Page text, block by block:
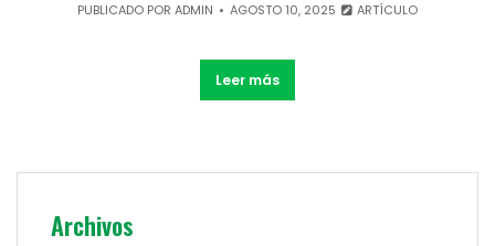
PUBLICADO POR ADMIN AGOSTO 10, 2025 ARTÍCULO
Leer más
Archivos